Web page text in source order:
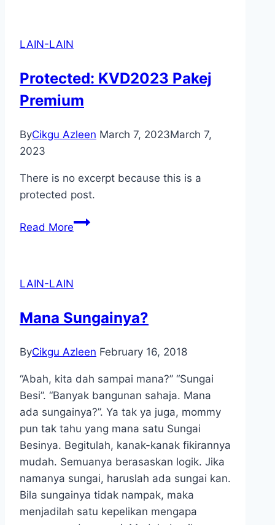
Kerja?
LAIN-LAIN
Protected: KVD2023 Pakej
Premium
ByCikgu Azleen March 7, 2023March 7,
2023
There is no excerpt because this is a
protected post.
Read MoreProtected:
LAIN-LAIN
Mana Sungainya?
ByCikgu Azleen February 16, 2018
“Abah, kita dah sampai mana?” “Sungai
Besi”. “Banyak bangunan sahaja. Mana
ada sungainya?”. Ya tak ya juga, mommy
pun tak tahu yang mana satu Sungai
Besinya. Begitulah, kanak-kanak fikirannya
mudah. Semuanya berasaskan logik. Jika
namanya sungai, haruslah ada sungai kan.
Bila sungainya tidak nampak, maka
menjadilah satu kepelikan mengapa